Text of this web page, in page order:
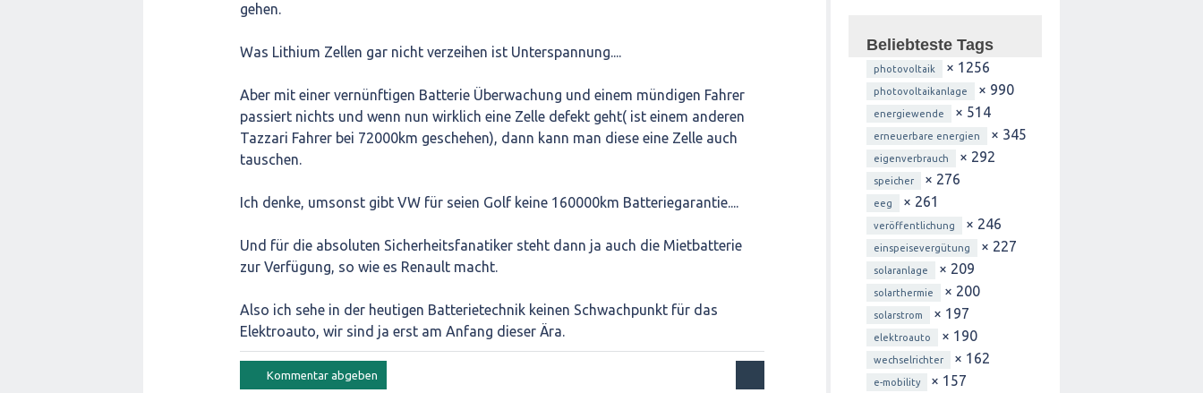
gehen.
Was Lithium Zellen gar nicht verzeihen ist Unterspannung....
Aber mit einer vernünftigen Batterie Überwachung und einem mündigen Fahrer
passiert nichts und wenn nun wirklich eine Zelle defekt geht( ist einem anderen
Tazzari Fahrer bei 72000km geschehen), dann kann man diese eine Zelle auch
tauschen.
Ich denke, umsonst gibt VW für seien Golf keine 160000km Batteriegarantie....
Und für die absoluten Sicherheitsfanatiker steht dann ja auch die Mietbatterie
zur Verfügung, so wie es Renault macht.
Also ich sehe in der heutigen Batterietechnik keinen Schwachpunkt für das
Elektroauto, wir sind ja erst am Anfang dieser Ära.
Beliebteste Tags
photovoltaik × 1256
photovoltaikanlage × 990
energiewende × 514
erneuerbare energien × 345
eigenverbrauch × 292
speicher × 276
eeg × 261
veröffentlichung × 246
einspeisevergütung × 227
solaranlage × 209
solarthermie × 200
solarstrom × 197
elektroauto × 190
wechselrichter × 162
e-mobility × 157